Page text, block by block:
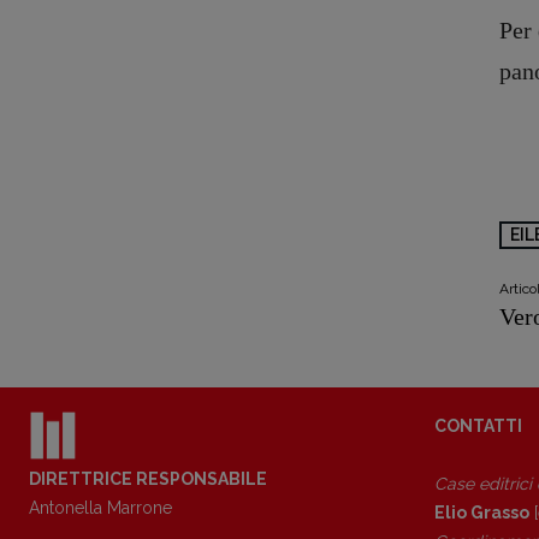
Per
DIRETTRICE RESPONSABILE
Antonella Marrone
CONTATTI
Case editrici
Elio Grasso